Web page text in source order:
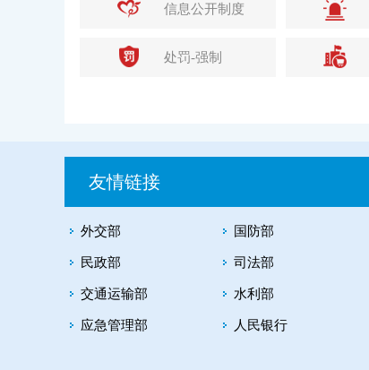
信息公开制度
处罚-强制
友情链接
外交部 国防部
民政部 司法部
交通运输部 水利部
应急管理部 人民银行